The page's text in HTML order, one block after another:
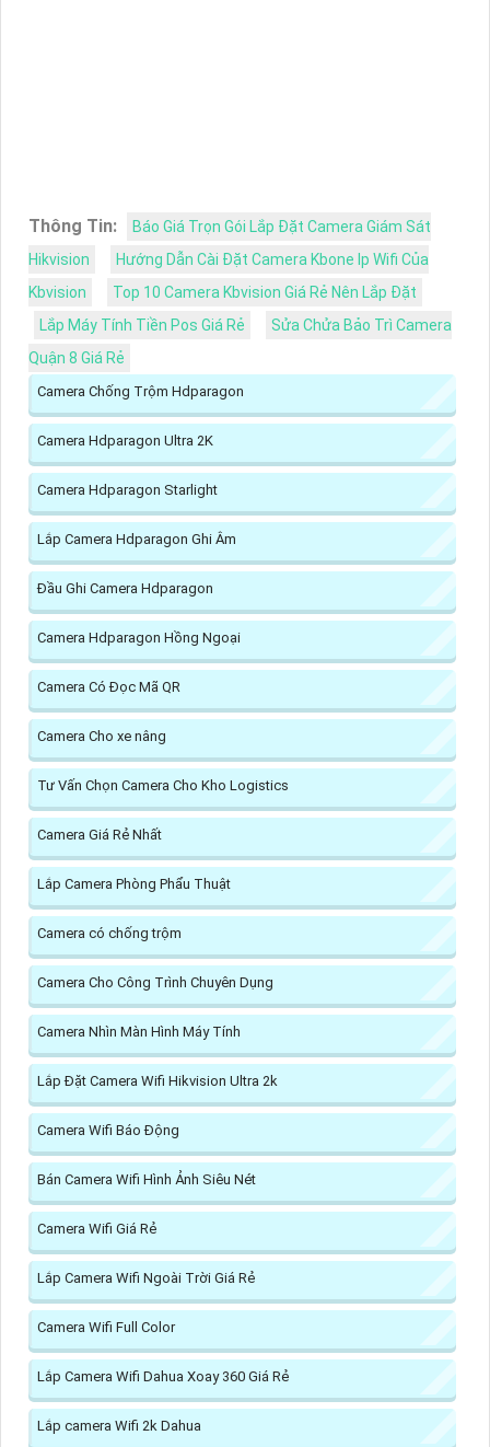
Thông Tin:
Báo Giá Trọn Gói Lắp Đặt Camera Giám Sát
Hikvision
Hướng Dẫn Cài Đặt Camera Kbone Ip Wifi Của
Kbvision
Top 10 Camera Kbvision Giá Rẻ Nên Lắp Đặt
Lắp Máy Tính Tiền Pos Giá Rẻ
Sửa Chửa Bảo Trì Camera
Quận 8 Giá Rẻ
Camera Chống Trộm Hdparagon
Camera Hdparagon Ultra 2K
Camera Hdparagon Starlight
Lắp Camera Hdparagon Ghi Âm
Đầu Ghi Camera Hdparagon
Camera Hdparagon Hồng Ngoại
Camera Có Đọc Mã QR
Camera Cho xe nâng
Tư Vấn Chọn Camera Cho Kho Logistics
Camera Giá Rẻ Nhất
Lắp Camera Phòng Phẩu Thuật
Camera có chống trộm
Camera Cho Công Trình Chuyên Dụng
Camera Nhìn Màn Hình Máy Tính
Lắp Đặt Camera Wifi Hikvision Ultra 2k
Camera Wifi Báo Động
Bán Camera Wifi Hình Ảnh Siêu Nét
Camera Wifi Giá Rẻ
Lắp Camera Wifi Ngoài Trời Giá Rẻ
Camera Wifi Full Color
Lắp Camera Wifi Dahua Xoay 360 Giá Rẻ
Lắp camera Wifi 2k Dahua